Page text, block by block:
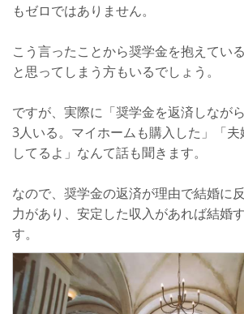
もゼロではありません。
こう言ったことから奨学金を抱えてい
と思ってしまう方もいるでしょう。
ですが、実際に「奨学金を返済しなが
3人いる。マイホームも購入した」「
してるよ」なんて話も聞きます。
なので、奨学金の返済が理由で結婚に
力があり、安定した収入があれば結婚
す。